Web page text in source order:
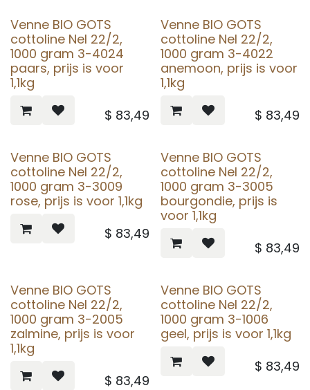
Venne BIO GOTS
cottoline Nel 22/2,
1000 gram 3-4024
paars, prijs is voor
1,1kg
$ 83,49
Venne BIO GOTS
cottoline Nel 22/2,
1000 gram 3-4022
anemoon, prijs is voor
1,1kg
$ 83,49
Venne BIO GOTS
cottoline Nel 22/2,
1000 gram 3-3009
rose, prijs is voor 1,1kg
$ 83,49
Venne BIO GOTS
cottoline Nel 22/2,
1000 gram 3-3005
bourgondie, prijs is
voor 1,1kg
$ 83,49
Venne BIO GOTS
cottoline Nel 22/2,
1000 gram 3-2005
zalmine, prijs is voor
1,1kg
$ 83,49
Venne BIO GOTS
cottoline Nel 22/2,
1000 gram 3-1006
geel, prijs is voor 1,1kg
$ 83,49